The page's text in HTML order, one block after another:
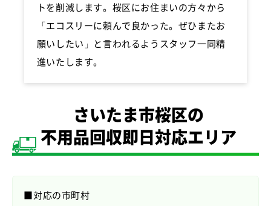
トを削減します。桜区にお住まいの方々から
「エコスリーに頼んで良かった。ぜひまたお
願いしたい」と言われるようスタッフ一同精
進いたします。
さいたま市桜区の
不用品回収即日対応エリア
■対応の市町村